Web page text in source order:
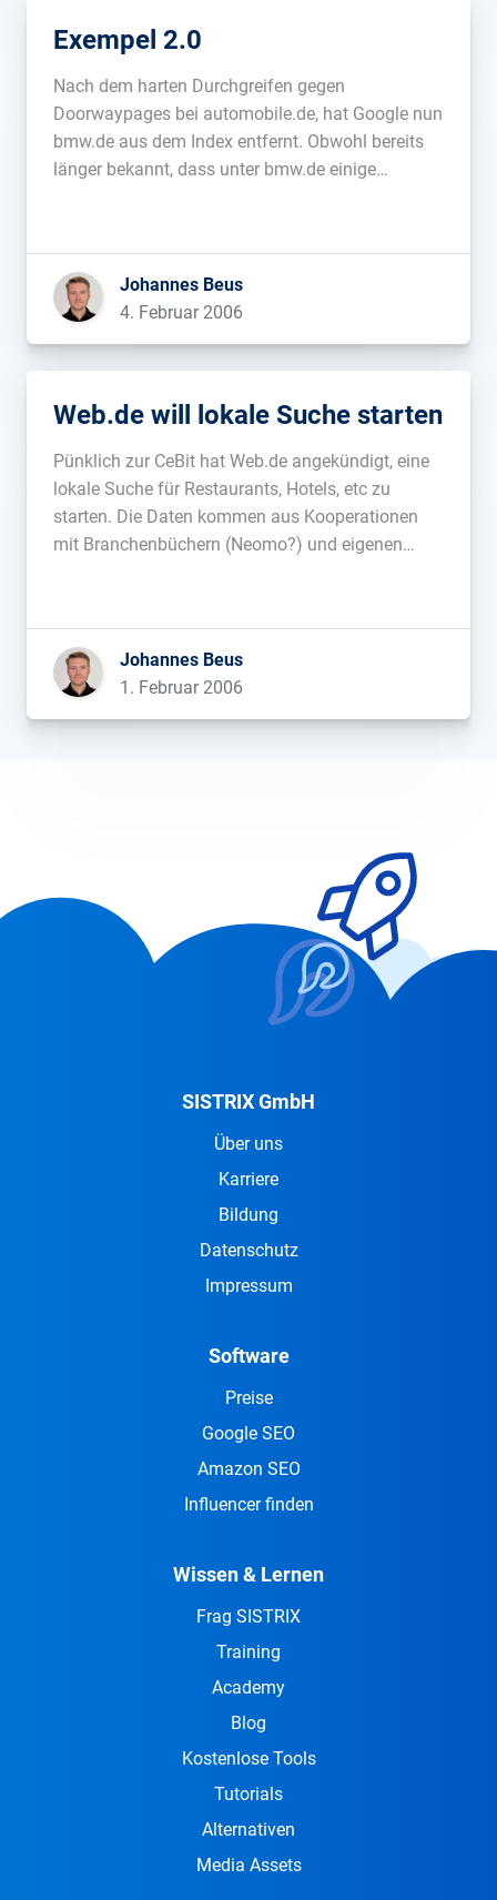
Exempel 2.0
Nach dem harten Durchgreifen gegen
Doorwaypages bei automobile.de, hat Google nun
bmw.de aus dem Index entfernt. Obwohl bereits
länger bekannt, dass unter bmw.de einige
verschiedenen, großen amerikanischen SEO-Blogs
(1, 2) wohl dazu geführt, dass Google entschieden
hat, auch bei BMW […]...
Johannes Beus
4. Februar 2006
Web.de will lokale Suche starten
Pünklich zur CeBit hat Web.de angekündigt, eine
lokale Suche für Restaurants, Hotels, etc zu
starten. Die Daten kommen aus Kooperationen
mit Branchenbüchern (Neomo?) und eigenen
Johannes Beus
1. Februar 2006
SISTRIX GmbH
Über uns
Karriere
Bildung
Datenschutz
Impressum
Software
Preise
Google SEO
Amazon SEO
Influencer finden
Wissen & Lernen
Frag SISTRIX
Training
Academy
Blog
Kostenlose Tools
Tutorials
Alternativen
Media Assets